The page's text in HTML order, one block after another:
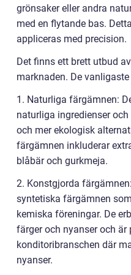
grönsaker eller andra
med en flytande bas.
appliceras med precision.
Det finns ett brett utbud
marknaden. De
1. Naturliga färgämnen:
naturliga ingredienser
och mer ekologisk
färgämnen inkluderar
blåbär och gurkmeja.
2. Konstgjorda
syntetiska färgämnen
kemiska föreningar. De
färger och nyanser och är
konditoribranschen där
nyanser.